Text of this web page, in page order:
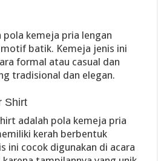
kemeja pria lengan
batik. Kemeja jenis ini
formal atau casual dan
tradisional dan elegan.
Shirt
adalah pola kemeja pria
kerah berbentuk
ini cocok digunakan di acara